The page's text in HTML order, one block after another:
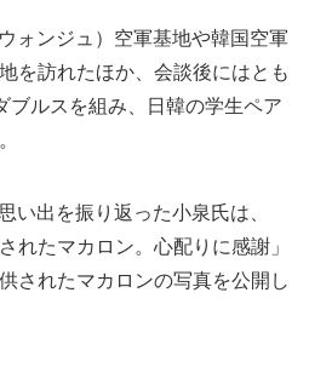
ォンジュ）空軍基地や韓国空軍
を訪れたほか、会談後にはとも
ブルスを組み、日韓の学生ペア
出を振り返った小泉氏は、
れたマカロン。心配りに感謝」
されたマカロンの写真を公開し